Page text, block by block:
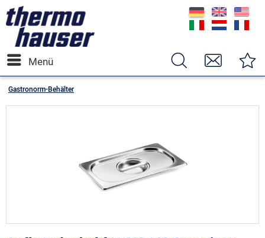
Menü
Gastronorm-Behälter